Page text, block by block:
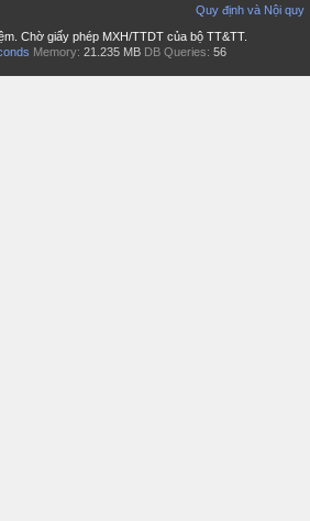
Quy định và Nội quy
Chờ giấy phép MXH/TTDT của bộ TT&TT.
Memory: 21.235 MB DB Queries: 56